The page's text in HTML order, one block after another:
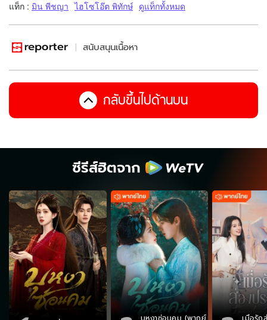
แท็ก : มิน พีชญา ไฮโซโอ๊ต พิทักษ์ ดูแท็กทั้งหมด
สนับสนุนเนื้อหา
กลับขึ้นไปด้านบน
ซีรีส์ฮิตจาก
บุหงาซ่อนคม (พากย์ เมื่อรัก